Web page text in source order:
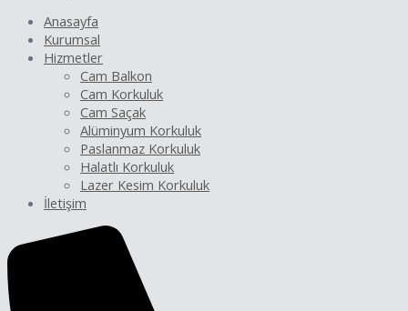
Anasayfa
Kurumsal
Hizmetler
Cam Balkon
Cam Korkuluk
Cam Saçak
Alüminyum Korkuluk
Paslanmaz Korkuluk
Halatlı Korkuluk
Lazer Kesim Korkuluk
İletişim